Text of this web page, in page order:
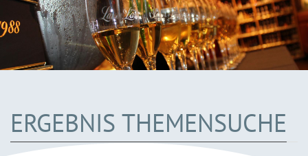
ERGEBNIS THEMENSUCHE